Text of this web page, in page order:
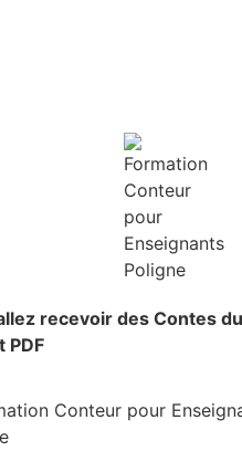
recevoir des Contes
PDF